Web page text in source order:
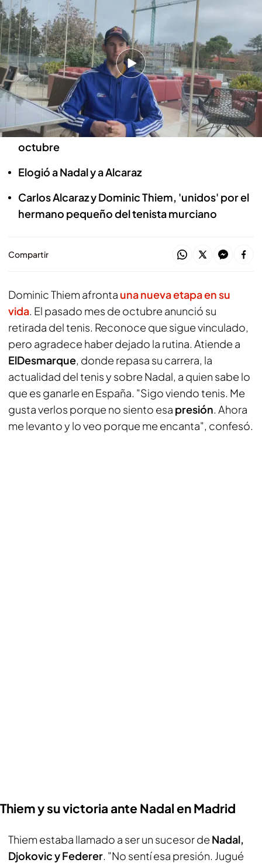
Dominic Thiem cree que Carlos
Alcaraz puede ser mejor que Rafa
Nadal
Gonzalo Blázquez de Sande
18 FEB 2025 - 16:58h.
Anunció su retirada del tenis el pasado mes de
octubre
Elogió a Nadal y a Alcaraz
Carlos Alcaraz y Dominic Thiem, 'unidos' por el
hermano pequeño del tenista murciano
Compartir
Dominic Thiem afronta una nueva etapa en su
vida. El pasado mes de octubre anunció su
retirada del tenis. Reconoce que sigue vinculado,
pero agradece haber dejado la rutina. Atiende a
ElDesmarque, donde repasa su carrera, la
actualidad del tenis y sobre Nadal, a quien sabe lo
que es ganarle en España. "Sigo viendo tenis. Me
gusta verlos porque no siento esa presión. Ahora
me levanto y lo veo porque me encanta", confesó.
Thiem y su victoria ante Nadal en Madrid
Thiem estaba llamado a ser un sucesor de Nadal,
Djokovic y Federer. "No sentí esa presión. Jugué